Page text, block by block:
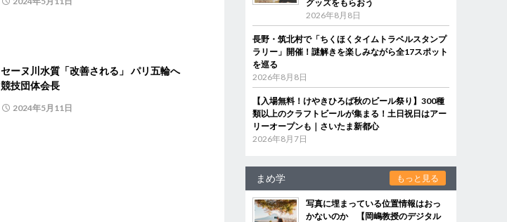
セーヌ川水質「改善される」 パリ五輪へ
競技団体会長
2024年5月11日
グッズをもらおう
2026年8月8日
長野・筑北村で「ちくほくタイムトラベルスタンプ
ラリー」開催！謎解きを楽しみながら全17スポット
を巡る
2026年8月8日
【入場無料！けやきひろば秋のビール祭り】300種
類以上のクラフトビールが集まる！土日祝日はアー
リーオープンも｜さいたま新都心
2026年8月7日
まめ学 もっと見る
写真に埋まっている位置情報はおっ
かないのか 【岡嶋教授のデジタル